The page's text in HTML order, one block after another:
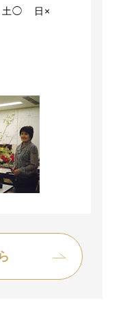
土◯
日×